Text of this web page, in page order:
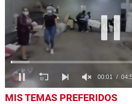
of
MIS TEMAS PREFERIDOS